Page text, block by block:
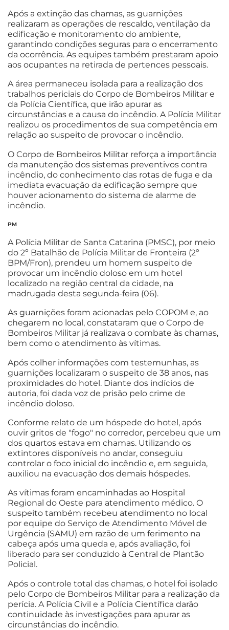
Após a extinção das chamas, as guarnições
realizaram as operações de rescaldo, ventilação da
edificação e monitoramento do ambiente,
garantindo condições seguras para o encerramento
da ocorrência. As equipes também prestaram apoio
aos ocupantes na retirada de pertences pessoais.
A área permaneceu isolada para a realização dos
trabalhos periciais do Corpo de Bombeiros Militar e
da Polícia Científica, que irão apurar as
circunstâncias e a causa do incêndio. A Polícia Militar
realizou os procedimentos de sua competência em
relação ao suspeito de provocar o incêndio.
O Corpo de Bombeiros Militar reforça a importância
da manutenção dos sistemas preventivos contra
incêndio, do conhecimento das rotas de fuga e da
imediata evacuação da edificação sempre que
houver acionamento do sistema de alarme de
incêndio.
PM
A Polícia Militar de Santa Catarina (PMSC), por meio
do 2º Batalhão de Polícia Militar de Fronteira (2º
BPM/Fron), prendeu um homem suspeito de
provocar um incêndio doloso em um hotel
localizado na região central da cidade, na
madrugada desta segunda-feira (06).
As guarnições foram acionadas pelo COPOM e, ao
chegarem no local, constataram que o Corpo de
Bombeiros Militar já realizava o combate às chamas,
bem como o atendimento às vítimas.
Após colher informações com testemunhas, as
guarnições localizaram o suspeito de 38 anos, nas
proximidades do hotel. Diante dos indícios de
autoria, foi dada voz de prisão pelo crime de
incêndio doloso.
Conforme relato de um hóspede do hotel, após
ouvir gritos de "fogo" no corredor, percebeu que um
dos quartos estava em chamas. Utilizando os
extintores disponíveis no andar, conseguiu
controlar o foco inicial do incêndio e, em seguida,
auxiliou na evacuação dos demais hóspedes.
As vítimas foram encaminhadas ao Hospital
Regional do Oeste para atendimento médico. O
suspeito também recebeu atendimento no local
por equipe do Serviço de Atendimento Móvel de
Urgência (SAMU) em razão de um ferimento na
cabeça após uma queda e, após avaliação, foi
liberado para ser conduzido à Central de Plantão
Policial.
Após o controle total das chamas, o hotel foi isolado
pelo Corpo de Bombeiros Militar para a realização da
perícia. A Polícia Civil e a Polícia Científica darão
continuidade às investigações para apurar as
circunstâncias do incêndio.